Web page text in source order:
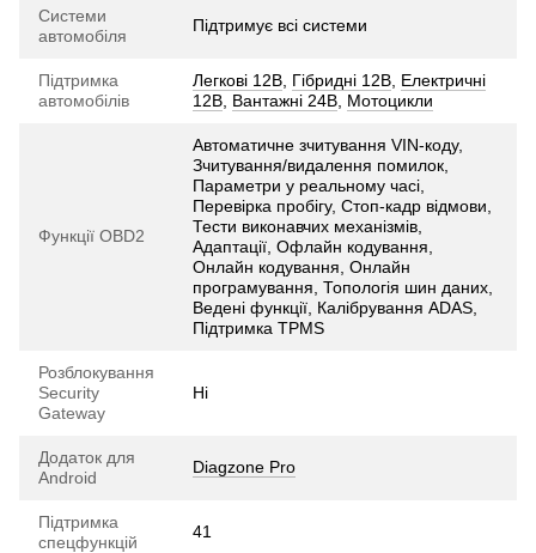
Системи
автомобіля
Підтримує всі системи
Підтримка
автомобілів
Легкові 12В Гібридні 12В Електричні
12В Вантажні 24В Мотоцикли
Функції OBD2
Автоматичне зчитування VIN-коду,
Зчитування/видалення помилок,
Параметри у реальному часі,
Перевірка пробігу, Стоп-кадр відмови,
Тести виконавчих механізмів,
Адаптації, Офлайн кодування,
Онлайн кодування, Онлайн
програмування, Топологія шин даних,
Ведені функції, Калібрування ADAS,
Підтримка TPMS
Розблокування
Security
Gateway
Ні
Додаток для
Android
Diagzone Pro
Підтримка
спецфункцій
41